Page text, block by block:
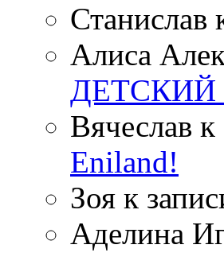
Станислав
Алиса
Вячеслав к
Eniland!
Зоя к
Аделина